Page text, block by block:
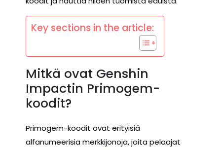
Key sections in the article:
Mitkä ovat Genshin
Impactin Primogem-
koodit?
Primogem-koodit ovat erityisiä
alfanumeerisia merkkijonoja, joita pelaajat